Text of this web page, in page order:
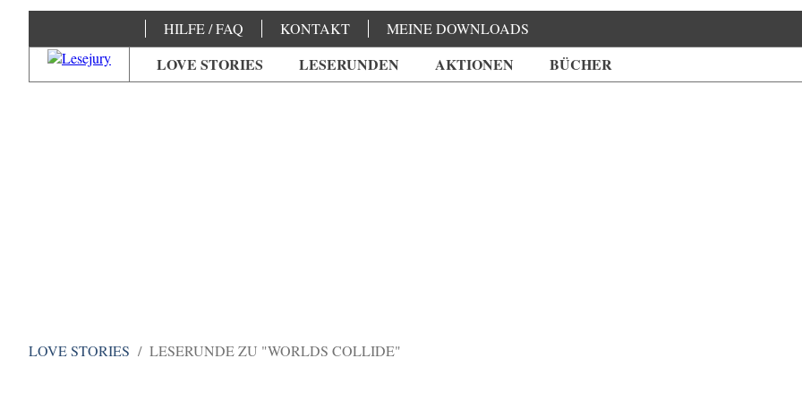
HILFE / FAQ KONTAKT MEINE DOWNLOADS
LOVE STORIES LESERUNDEN AKTIONEN BÜCHER
LOVE STORIES LESERUNDE ZU "WORLDS COLLIDE"